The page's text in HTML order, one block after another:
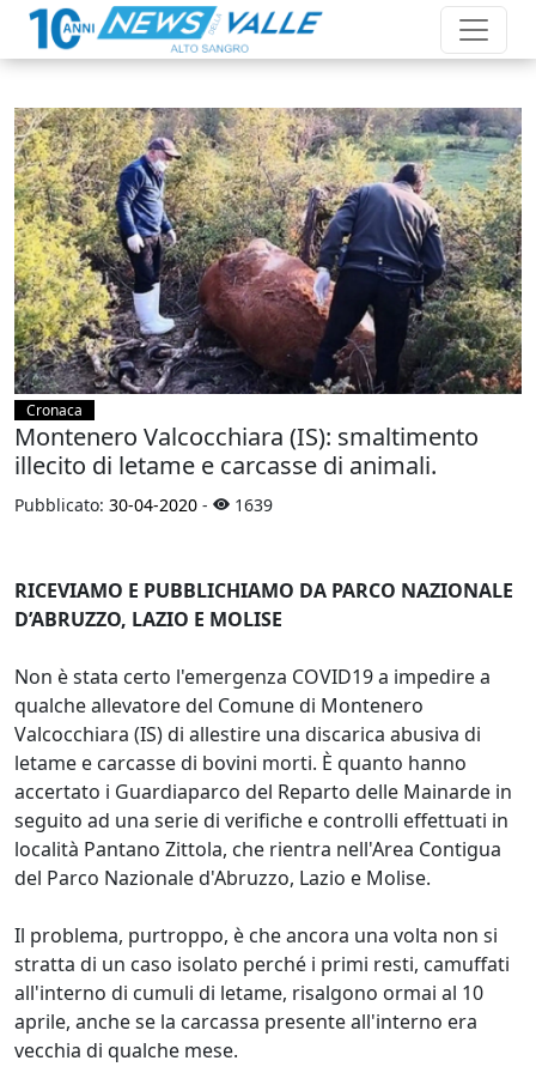
Cronaca
Montenero Valcocchiara (IS): smaltimento
illecito di letame e carcasse di animali.
Pubblicato: 30-04-2020 - 1639
RICEVIAMO E PUBBLICHIAMO DA PARCO NAZIONALE
D’ABRUZZO, LAZIO E MOLISE
Non è stata certo l'emergenza COVID19 a impedire a
qualche allevatore del Comune di Montenero
Valcocchiara (IS) di allestire una discarica abusiva di
letame e carcasse di bovini morti. È quanto hanno
accertato i Guardiaparco del Reparto delle Mainarde in
seguito ad una serie di verifiche e controlli effettuati in
località Pantano Zittola, che rientra nell'Area Contigua
del Parco Nazionale d'Abruzzo, Lazio e Molise.
Il problema, purtroppo, è che ancora una volta non si
stratta di un caso isolato perché i primi resti, camuffati
all'interno di cumuli di letame, risalgono ormai al 10
aprile, anche se la carcassa presente all'interno era
vecchia di qualche mese.